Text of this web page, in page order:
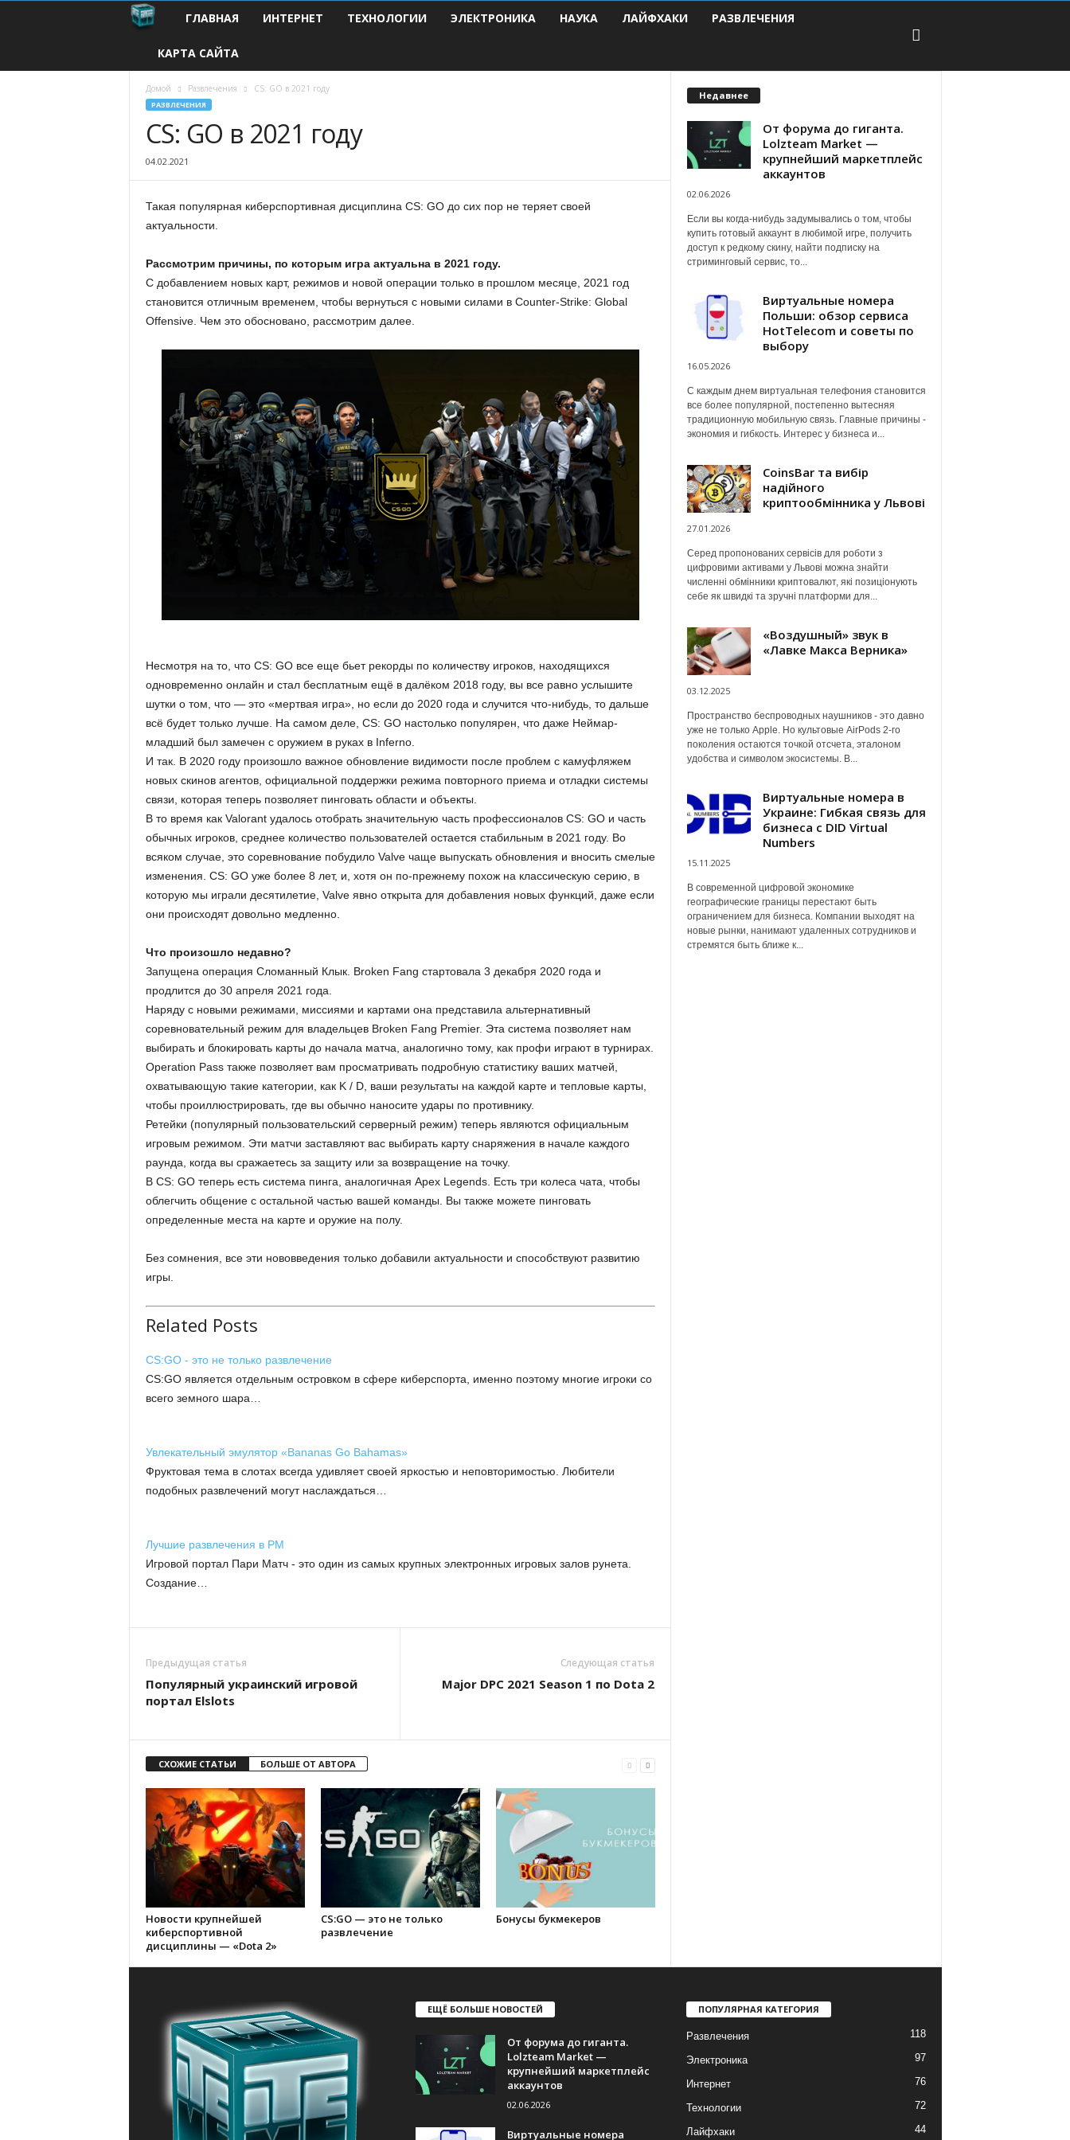
о
в
р
е
е
н
н
е
и
ГЛАВНАЯ ИНТЕРНЕТ ТЕХНОЛОГИИ ЭЛЕКТРОНИКА НАУКА ЛАЙФХАКИ РАЗВЛЕЧЕНИЯ
КАРТА САЙТА
Домой Развлечения CS: GO в 2021 году
РАЗВЛЕЧЕНИЯ
CS: GO в 2021 году
04.02.2021
Такая популярная киберспортивная дисциплина CS: GO до сих пор не теряет своей
актуальности.
Рассмотрим причины, по которым игра актуальна в 2021 году.
С добавлением новых карт, режимов и новой операции только в прошлом месяце, 2021 год
становится отличным временем, чтобы вернуться с новыми силами в Counter-Strike: Global
Offensive. Чем это обосновано, рассмотрим далее.
Несмотря на то, что CS: GO все еще бьет рекорды по количеству игроков, находящихся
одновременно онлайн и стал бесплатным ещё в далёком 2018 году, вы все равно услышите
шутки о том, что — это «мертвая игра», но если до 2020 года и случится что-нибудь, то дальше
всё будет только лучше. На самом деле, CS: GO настолько популярен, что даже Неймар-
младший был замечен с оружием в руках в Inferno.
И так. В 2020 году произошло важное обновление видимости после проблем с камуфляжем
новых скинов агентов, официальной поддержки режима повторного приема и отладки системы
связи, которая теперь позволяет пинговать области и объекты.
В то время как Valorant удалось отобрать значительную часть профессионалов CS: GO и часть
обычных игроков, среднее количество пользователей остается стабильным в 2021 году. Во
всяком случае, это соревнование побудило Valve чаще выпускать обновления и вносить смелые
изменения. CS: GO уже более 8 лет, и, хотя он по-прежнему похож на классическую серию, в
которую мы играли десятилетие, Valve явно открыта для добавления новых функций, даже если
они происходят довольно медленно.
Что произошло недавно?
Запущена операция Сломанный Клык. Broken Fang стартовала 3 декабря 2020 года и
продлится до 30 апреля 2021 года.
Наряду с новыми режимами, миссиями и картами она представила альтернативный
соревновательный режим для владельцев Broken Fang Premier. Эта система позволяет нам
выбирать и блокировать карты до начала матча, аналогично тому, как профи играют в турнирах.
Operation Pass также позволяет вам просматривать подробную статистику ваших матчей,
охватывающую такие категории, как K / D, ваши результаты на каждой карте и тепловые карты,
чтобы проиллюстрировать, где вы обычно наносите удары по противнику.
Ретейки (популярный пользовательский серверный режим) теперь являются официальным
игровым режимом. Эти матчи заставляют вас выбирать карту снаряжения в начале каждого
раунда, когда вы сражаетесь за защиту или за возвращение на точку.
В CS: GO теперь есть система пинга, аналогичная Apex Legends. Есть три колеса чата, чтобы
облегчить общение с остальной частью вашей команды. Вы также можете пинговать
определенные места на карте и оружие на полу.
Без сомнения, все эти нововведения только добавили актуальности и способствуют развитию
игры.
Related Posts
CS:GO - это не только развлечение
CS:GO является отдельным островком в сфере киберспорта, именно поэтому многие игроки со
всего земного шара…
Увлекательный эмулятор «Bananas Go Bahamas»
Фруктовая тема в слотах всегда удивляет своей яркостью и неповторимостью. Любители
подобных развлечений могут наслаждаться…
Лучшие развлечения в PM
Игровой портал Пари Матч - это один из самых крупных электронных игровых залов рунета.
Создание…
Предыдущая статья
Популярный украинский игровой
портал Elslots
Следующая статья
Major DPC 2021 Season 1 по Dota 2
СХОЖИЕ СТАТЬИ БОЛЬШЕ ОТ АВТОРА
Новости крупнейшей
киберспортивной
дисциплины — «Dota 2»
CS:GO — это не только
развлечение
Бонусы букмекеров
Недавнее
От форума до гиганта.
Lolzteam Market —
крупнейший маркетплейс
аккаунтов
02.06.2026
Если вы когда-нибудь задумывались о том, чтобы
купить готовый аккаунт в любимой игре, получить
доступ к редкому скину, найти подписку на
стриминговый сервис, то...
Виртуальные номера
Польши: обзор сервиса
HotTelecom и советы по
выбору
16.05.2026
С каждым днем виртуальная телефония становится
все более популярной, постепенно вытесняя
традиционную мобильную связь. Главные причины -
экономия и гибкость. Интерес у бизнеса и...
CoinsBar та вибір
надійного
криптообмінника у Львові
27.01.2026
Серед пропонованих сервісів для роботи з
цифровими активами у Львові можна знайти
численні обмінники криптовалют, які позиціонують
себе як швидкі та зручні платформи для...
«Воздушный» звук в
«Лавке Макса Верника»
03.12.2025
Пространство беспроводных наушников - это давно
уже не только Apple. Но культовые AirPods 2-го
поколения остаются точкой отсчета, эталоном
удобства и символом экосистемы. В...
Виртуальные номера в
Украине: Гибкая связь для
бизнеса с DID Virtual
Numbers
15.11.2025
В современной цифровой экономике
географические границы перестают быть
ограничением для бизнеса. Компании выходят на
новые рынки, нанимают удаленных сотрудников и
стремятся быть ближе к...
ЕЩЁ БОЛЬШЕ НОВОСТЕЙ
От форума до гиганта.
Lolzteam Market —
крупнейший маркетплейс
аккаунтов
02.06.2026
Виртуальные номера
ПОПУЛЯРНАЯ КАТЕГОРИЯ
Развлечения 118
Электроника 97
Интернет 76
Технологии 72
Лайфхаки 44